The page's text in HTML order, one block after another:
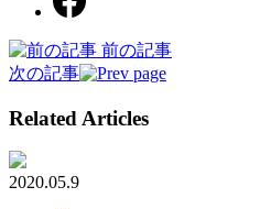
前の記事
次の記事
Related Articles
2020.05.9